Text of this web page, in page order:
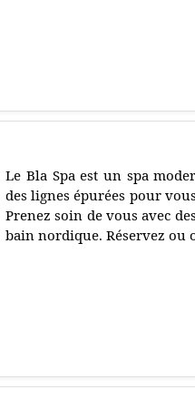
Le Bla Spa est un spa
des lignes épurées pour
Prenez soin de vous avec
bain nordique. Réservez ou